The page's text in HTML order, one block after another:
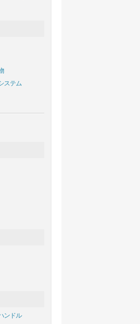
ステム
ンドル